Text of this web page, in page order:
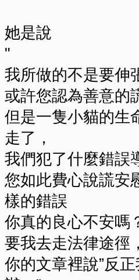
她是說
"
我所做的不是要伸
或許您認為善意的
但是一隻小貓的生
走了，
我們犯了什麼錯誤
您如此費心說謊安
樣的錯誤
你真的良心不安嗎
要我去走法律途徑
你的文章裡說”反